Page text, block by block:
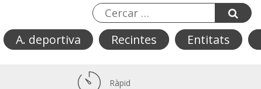
A. deportiva Recintes Entitats
Ràpid